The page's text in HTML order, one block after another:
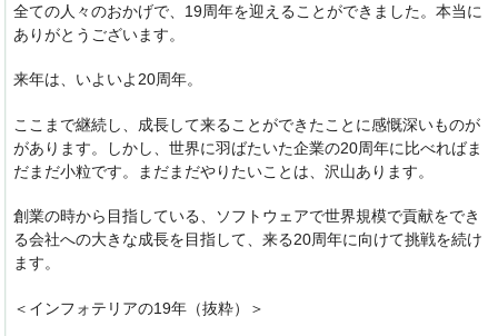
全ての人々のおかげで、 19周年を迎えることができました。本当に
ありがとうございます。
来年は、いよいよ20周年。
ここまで継続し、 成長して来ることができたことに感慨深いものが
があります。しかし、世界に羽ばたいた企業の20周年に比べればま
だまだ小粒です。まだまだやりたいことは、沢山あります。
創業の時から目指している、 ソフトウェアで世界規模で貢献をでき
る会社への大きな成長を目指して、来る20周年に向けて挑戦を続け
ます。
＜インフォテリアの19年（抜粋）＞